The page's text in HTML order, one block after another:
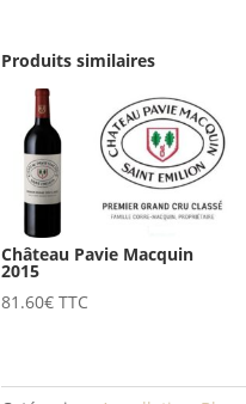
Produits similaires
Château Pavie Macquin
2015
81.60€ TTC